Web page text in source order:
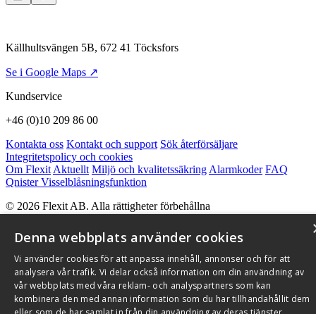
Källhultsvängen 5B, 672 41 Töcksfors
Se i Google Maps ↗
Kundservice
+46 (0)10 209 86 00
Kontakta oss Kontakt och support Sök återförsäljare
Integritetspolicy och cookies
Om Flexit Aktuellt Miljö och kvalitetssäkring Alarmkoder FAQ
Qnister Visselblåsningsfunktion
© 2026 Flexit AB. Alla rättigheter förbehållna
Miljö och kvalitetssäkring
Denna webbplats använder cookies
Vi använder cookies för att anpassa innehåll, annonser och för att
analysera vår trafik. Vi delar också information om din användning av
vår webbplats med våra reklam- och analyspartners som kan
kombinera den med annan information som du har tillhandahållit dem